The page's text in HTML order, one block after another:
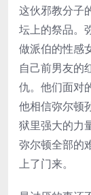
这伙邪教分子
坛上的祭品。
做派伯的性感
自己前男友的
仇。他们面对
他相信弥尔顿
狱里强大的力
弥尔顿全部的
上了门来。